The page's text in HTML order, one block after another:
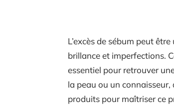
L’excès de sébum peut
brillance et imperfections.
essentiel pour retrouver
la peau ou un
produits pour maîtriser ce